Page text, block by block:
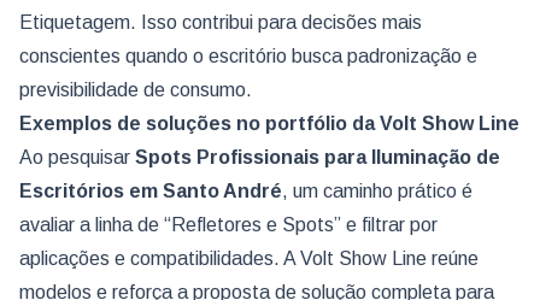
Etiquetagem. Isso contribui para decisões mais
conscientes quando o escritório busca padronização e
previsibilidade de consumo.
Exemplos de soluções no portfólio da Volt Show Line
Ao pesquisar Spots Profissionais para Iluminação de
Escritórios em Santo André, um caminho prático é
avaliar a linha de “Refletores e Spots” e filtrar por
aplicações e compatibilidades. A Volt Show Line reúne
modelos e reforça a proposta de solução completa para